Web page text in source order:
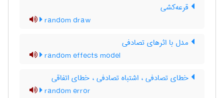
قرعه‌کشی
random draw
مدل با اثرهای تصادفی
random effects model
خطای تصادفی ، اشتباه تصادفی ، خطای اتفاقی
random error